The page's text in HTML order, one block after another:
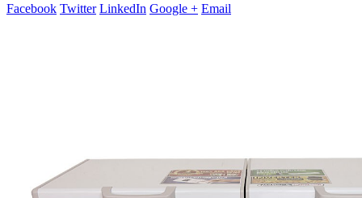
Facebook Twitter LinkedIn Google + Email